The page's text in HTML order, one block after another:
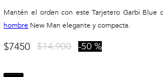
Mantén el orden con este Tarjetero Garbi Blue
hombre New Man elegante y compacta.
$7450 $14.900 50 %